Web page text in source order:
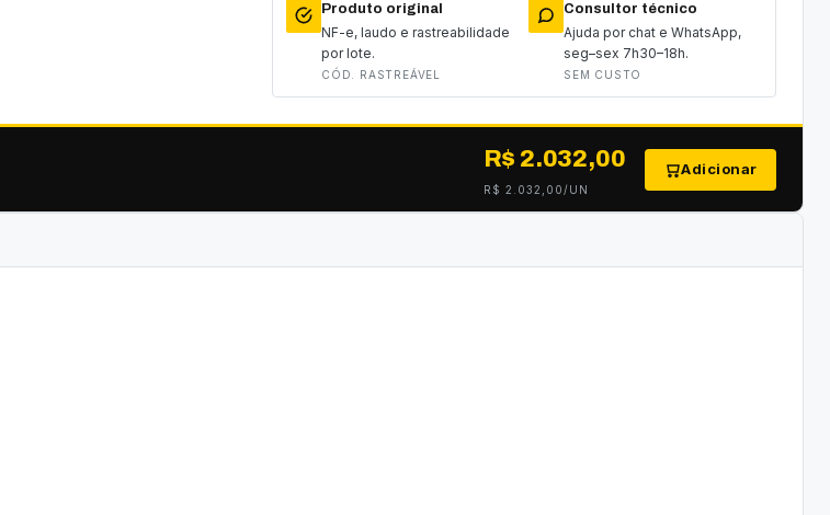
Produto original
NF-e, laudo e rastreabilidade
por lote.
CÓD. RASTREÁVEL
Consultor técnico
Ajuda por chat e WhatsApp,
seg–sex 7h30–18h.
SEM CUSTO
R$ 2.032,00
R$ 2.032,00/UN
Adicionar